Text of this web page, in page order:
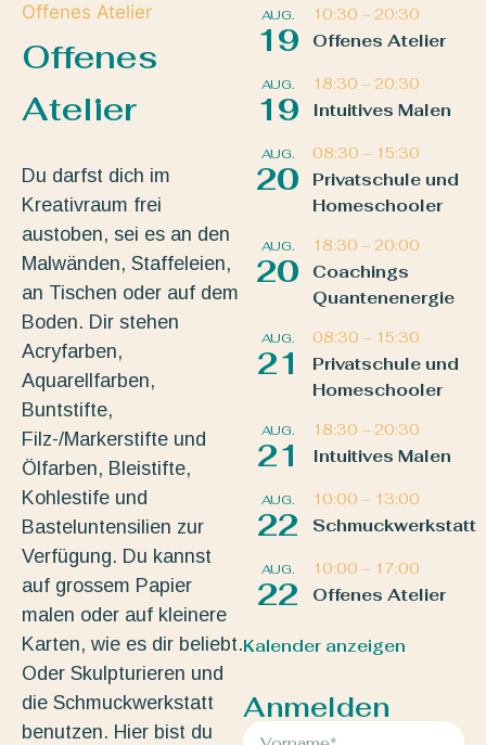
Offenes Atelier
Offenes
Atelier
Du darfst dich im
Kreativraum frei
austoben, sei es an den
Malwänden, Staffeleien,
an Tischen oder auf dem
Boden. Dir stehen
Acryfarben,
Aquarellfarben,
Buntstifte,
Filz-/Markerstifte und
Ölfarben, Bleistifte,
Kohlestife und
Basteluntensilien zur
Verfügung. Du kannst
auf grossem Papier
malen oder auf kleinere
Karten, wie es dir beliebt.
Oder Skulpturieren und
die Schmuckwerkstatt
benutzen. Hier bist du
AUG.
19
10:30 – 20:30
Offenes Atelier
AUG.
19
18:30 – 20:30
Intuitives Malen
AUG.
20
08:30 – 15:30
Privatschule und
Homeschooler
AUG.
20
18:30 – 20:00
Coachings
Quantenenergie
AUG.
21
08:30 – 15:30
Privatschule und
Homeschooler
AUG.
21
18:30 – 20:30
Intuitives Malen
AUG.
22
10:00 – 13:00
Schmuckwerkstatt
AUG.
22
10:00 – 17:00
Offenes Atelier
Kalender anzeigen
Anmelden